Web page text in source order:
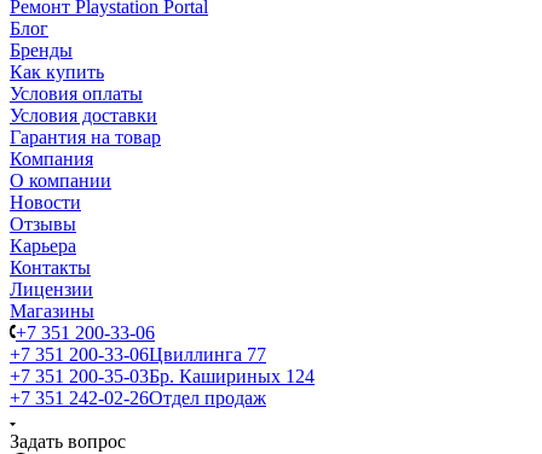
Ремонт Playstation Portal
Блог
Бренды
Как купить
Условия оплаты
Условия доставки
Гарантия на товар
Компания
О компании
Новости
Отзывы
Карьера
Контакты
Лицензии
Магазины
+7 351 200-33-06
+7 351 200-33-06Цвиллинга 77
+7 351 200-35-03Бр. Кашириных 124
+7 351 242-02-26Отдел продаж
Задать вопрос